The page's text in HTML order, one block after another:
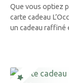
Que vous optiez
carte cadeau
un cadeau raffiné